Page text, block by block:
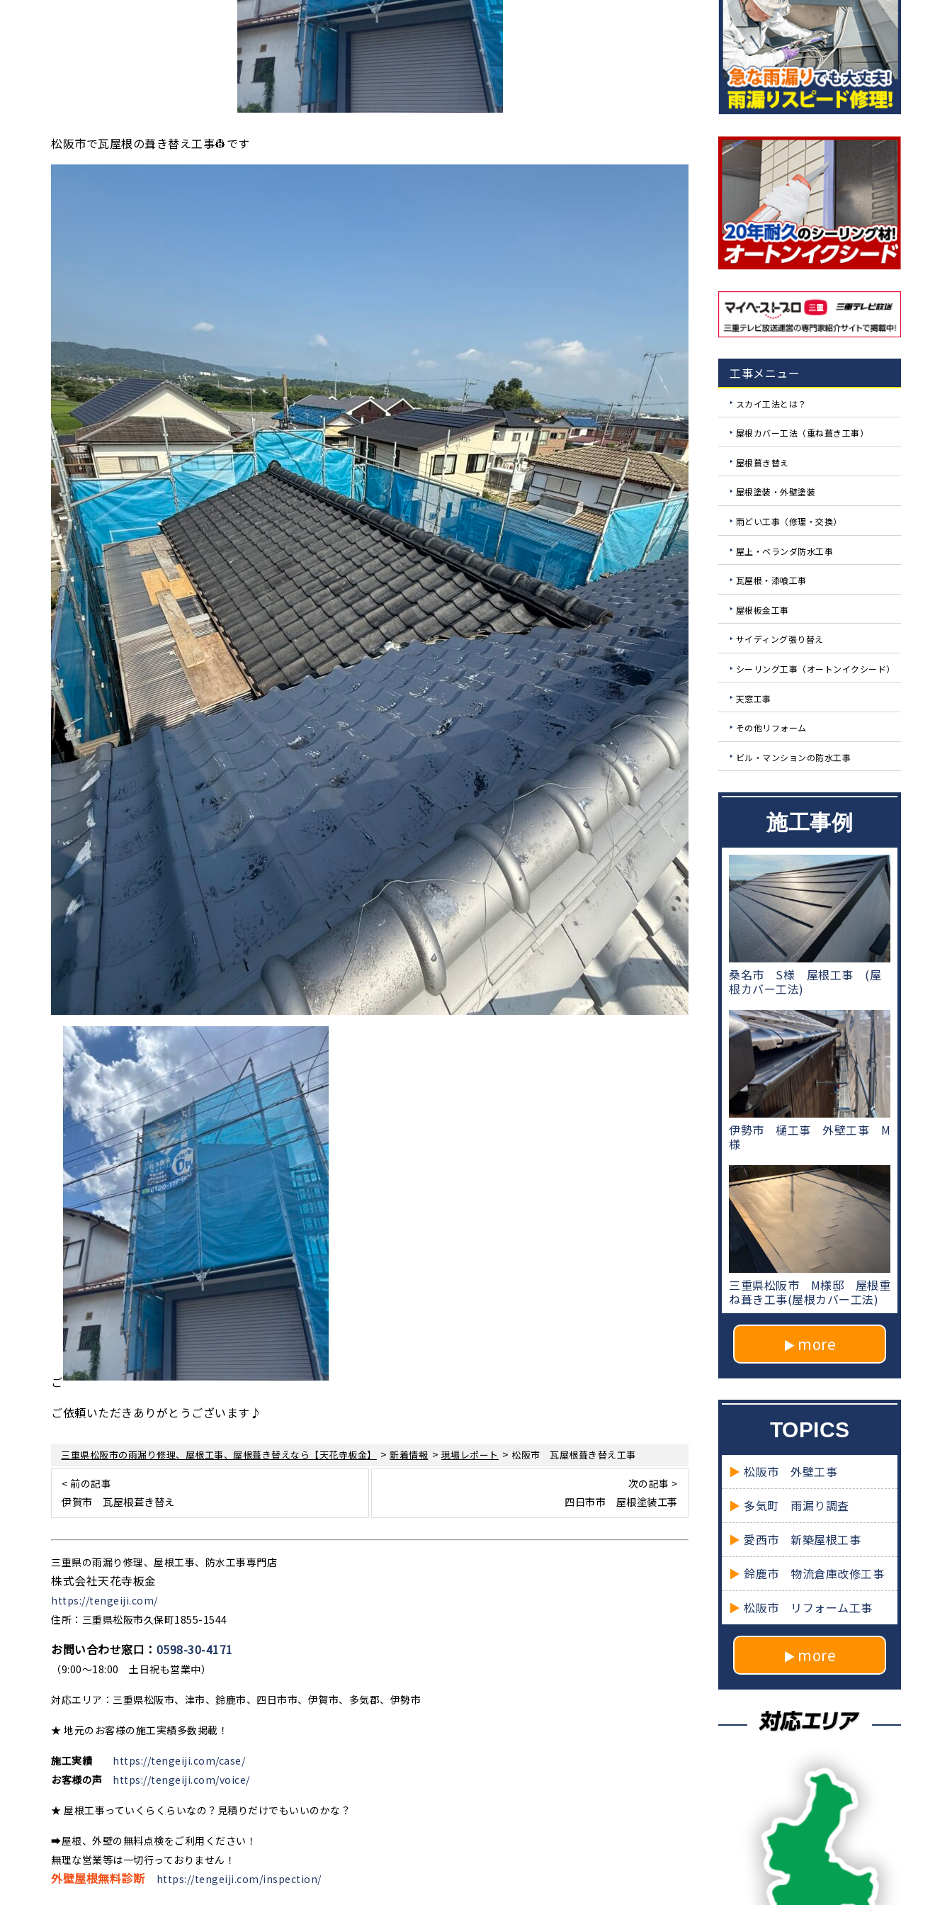
松阪市で瓦屋根の葺き替え工事👷です
ご
ご依頼いただきありがとうございます♪
三重県松阪市の雨漏り修理、屋根工事、屋根葺き替えなら【天花寺板金】 >新着情報 > 現場レポート >松阪市 瓦屋根葺き替え工事
< 前の記事
伊賀市 瓦屋根葺き替え
次の記事 >
四日市市 屋根塗装工事
三重県の雨漏り修理、屋根工事、防水工事専門店
株式会社天花寺板金
https://tengeiji.com/
住所：三重県松阪市久保町1855-1544
お問い合わせ窓口： 0598-30-4171
（9:00〜18:00 土日祝も営業中）
対応エリア：三重県松阪市、津市、鈴鹿市、四日市市、伊賀市、多気郡、伊勢市
★ 地元のお客様の施工実績多数掲載！
施工実績
https://tengeiji.com/case/
お客様の声
https://tengeiji.com/voice/
★ 屋根工事っていくらくらいなの？見積りだけでもいいのかな？
➡屋根、外壁の無料点検をご利用ください！
無理な営業等は一切行っておりません！
外壁屋根無料診断 https://tengeiji.com/inspection/
工事メニュー
スカイ工法とは？
屋根カバー工法（重ね葺き工事）
屋根葺き替え
屋根塗装・外壁塗装
雨どい工事（修理・交換）
屋上・ベランダ防水工事
瓦屋根・漆喰工事
屋根板金工事
サイディング張り替え
シーリング工事（オートンイクシード）
天窓工事
その他リフォーム
ビル・マンションの防水工事
施工事例
桑名市 S様 屋根工事 (屋
根カバー工法)
伊勢市 樋工事 外壁工事 M
様
三重県松阪市 M様邸 屋根重
ね葺き工事(屋根カバー工法)
more
TOPICS
松阪市 外壁工事
多気町 雨漏り調査
愛西市 新築屋根工事
鈴鹿市 物流倉庫改修工事
松阪市 リフォーム工事
more